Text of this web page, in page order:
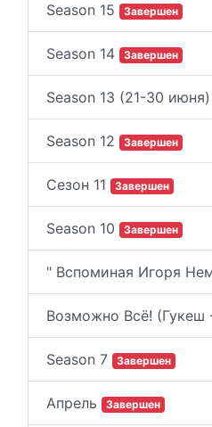
Season 15 Завершен
Season 14 Завершен
Season 13 (21-30 июня)
Season 12 Завершен
Сезон 11 Завершен
Season 10 Завершен
" Вспоминая Игоря
Возможно Всё! (Гукеш
Season 7 Завершен
Апрель Завершен